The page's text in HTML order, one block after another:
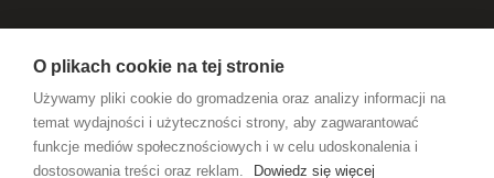
Kurjer niecodzienny
Współpraca B2B
Wódki premium
O plikach cookie na tej stronie
Używamy pliki cookie do gromadzenia oraz analizy informacji na
temat wydajności i użyteczności strony, aby zagwarantować
funkcje mediów społecznościowych i w celu udoskonalenia i
dostosowania treści oraz reklam.
Dowiedz się więcej